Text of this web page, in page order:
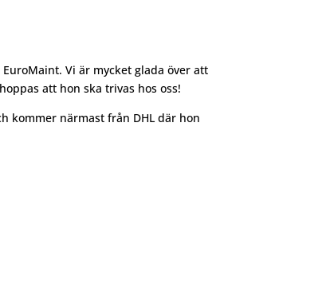
Vi är mycket glada över att
att hon ska trivas hos oss!
kommer närmast från DHL där hon